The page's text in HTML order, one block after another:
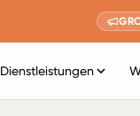
Dienstleistungen